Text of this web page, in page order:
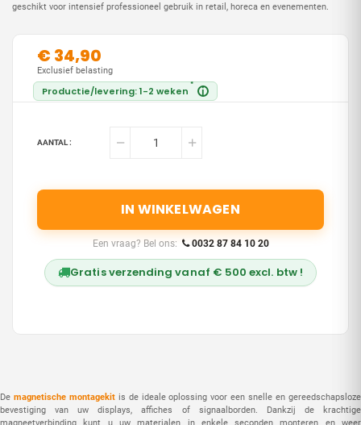
De magnetische montagekitis de ideale oplossing voor een snelle en gereedschapsloze
bevestiging van uw displays, affiches of signaalborden. Dankzij de krachtige
geschikt voor intensief professioneel gebruik in retail, horeca en evenementen.
€ 34,90
Productie/levering: 1-2 weken *
i
Exclusief belasting
AANTAL :
IN WINKELWAGEN
Een vraag? Bel ons: 0032 87 84 10 20
Gratis verzending vanaf € 500 excl. btw !